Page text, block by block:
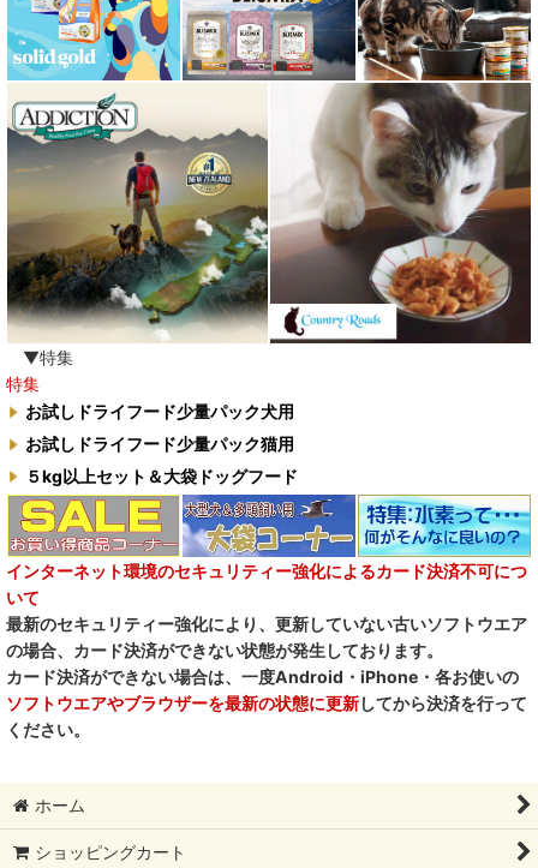
▼特集
特集
お試しドライフード少量パック犬用
お試しドライフード少量パック猫用
５kg以上セット＆大袋ドッグフード
インターネット環境のセキュリティー強化によるカード決済不可につ
いて
最新のセキュリティー強化により、更新していない古いソフトウエア
の場合、カード決済ができない状態が発生しております。
カード決済ができない場合は、一度Android・iPhone・各お使いの
ソフトウエアやブラウザーを最新の状態に更新してから決済を行って
ください。
ホーム
ショッピングカート